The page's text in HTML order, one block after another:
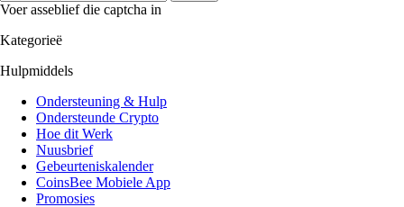
Voer asseblief die captcha in
Kategorieë
Hulpmiddels
Ondersteuning & Hulp
Ondersteunde Crypto
Hoe dit Werk
Nuusbrief
Gebeurteniskalender
CoinsBee Mobiele App
Promosies